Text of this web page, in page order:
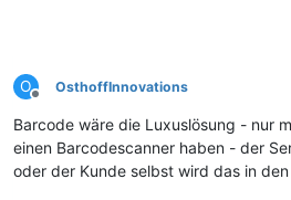
O
Offline
OsthoffInnovations
Barcode wäre die Luxuslösung - nur
einen Barcodescanner haben - der
oder der Kunde selbst wird das in